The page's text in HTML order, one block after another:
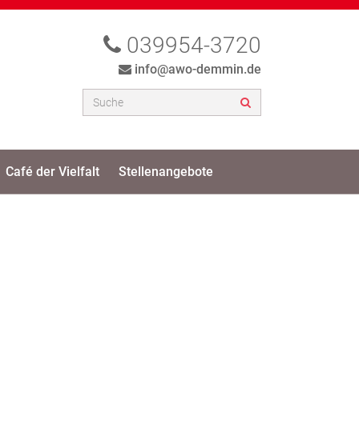
039954-3720
info@awo-demmin.de
Café der Vielfalt Stellenangebote